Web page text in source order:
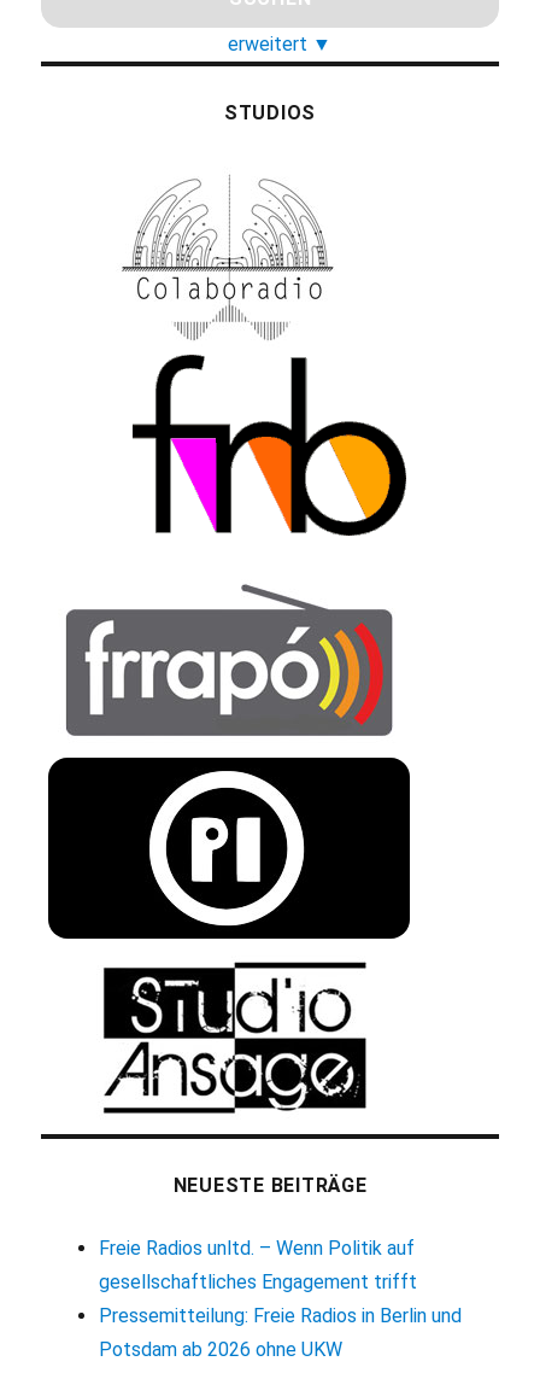
erweitert ▼
STUDIOS
NEUESTE BEITRÄGE
Freie Radios unltd. – Wenn Politik auf
gesellschaftliches Engagement trifft
Pressemitteilung: Freie Radios in Berlin und
Potsdam ab 2026 ohne UKW